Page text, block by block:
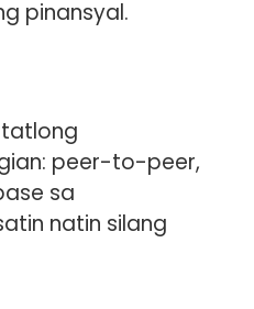
pinansyal.
peer-to-peer,
sa
natin silang